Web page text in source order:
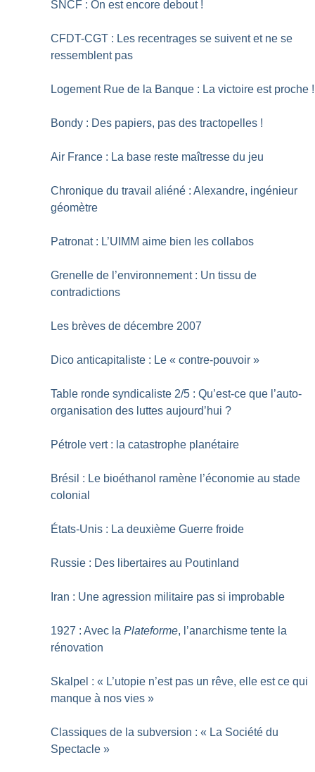
SNCF : On est encore debout !
CFDT-CGT : Les recentrages se suivent et ne se
ressemblent pas
Logement Rue de la Banque : La victoire est proche !
Bondy : Des papiers, pas des tractopelles !
Air France : La base reste maîtresse du jeu
Chronique du travail aliéné : Alexandre, ingénieur
géomètre
Patronat : L’UIMM aime bien les collabos
Grenelle de l’environnement : Un tissu de
contradictions
Les brèves de décembre 2007
Dico anticapitaliste : Le « contre-pouvoir »
Table ronde syndicaliste 2/5 : Qu’est-ce que l’auto-
organisation des luttes aujourd’hui ?
Pétrole vert : la catastrophe planétaire
Brésil : Le bioéthanol ramène l’économie au stade
colonial
États-Unis : La deuxième Guerre froide
Russie : Des libertaires au Poutinland
Iran : Une agression militaire pas si improbable
1927 : Avec laPlateforme, l’anarchisme tente la
rénovation
Skalpel : « L’utopie n’est pas un rêve, elle est ce qui
manque à nos vies »
Classiques de la subversion : « La Société du
Spectacle »